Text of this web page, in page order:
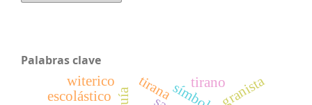
Palabras clave
escolástico tirana granista
witerico tirano